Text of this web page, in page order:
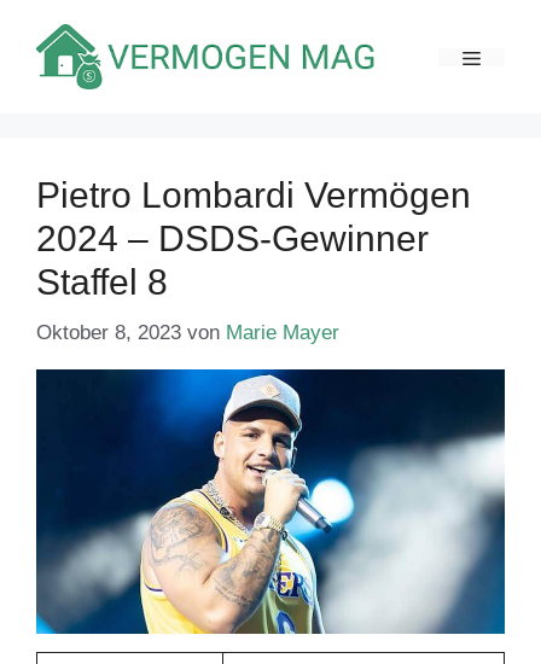
Inhalt
springen
Pietro Lombardi Vermögen
2024 – DSDS-Gewinner
Staffel 8
Oktober 8, 2023 von Marie Mayer